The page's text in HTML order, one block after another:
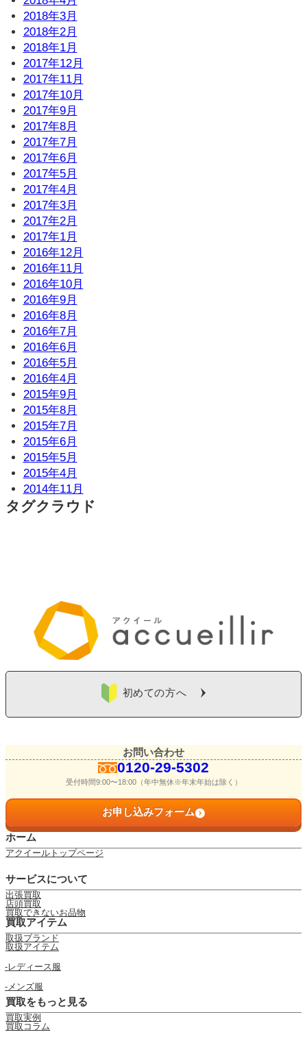
2018年3月
2018年2月
2018年1月
2017年12月
2017年11月
2017年10月
2017年9月
2017年8月
2017年7月
2017年6月
2017年5月
2017年4月
2017年3月
2017年2月
2017年1月
2016年12月
2016年11月
2016年10月
2016年9月
2016年8月
2016年7月
2016年6月
2016年5月
2016年4月
2015年9月
2015年8月
2015年7月
2015年6月
2015年5月
2015年4月
2014年11月
タグクラウド
初めての方へ
お問い合わせ
0120-29-5302
受付時間9:00〜18:00（年中無休※年末年始は除く）
お申し込みフォーム
ホーム
アクイールトップページ
サービスについて
出張買取
店頭買取
買取できないお品物
買取アイテム
取扱ブランド
取扱アイテム
レディース服
メンズ服
買取をもっと見る
買取実例
買取コラム